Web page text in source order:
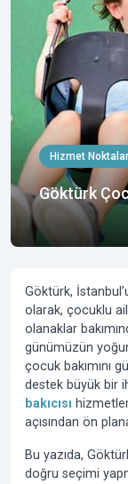
Hizmet
Göktürk
Göktürk,
olarak, çocuklu
olanaklar
günümüzün
çocuk bakımını
destek büyük bir
bakıcısı
açısından ön
Bu yazıda,
doğru seçimi